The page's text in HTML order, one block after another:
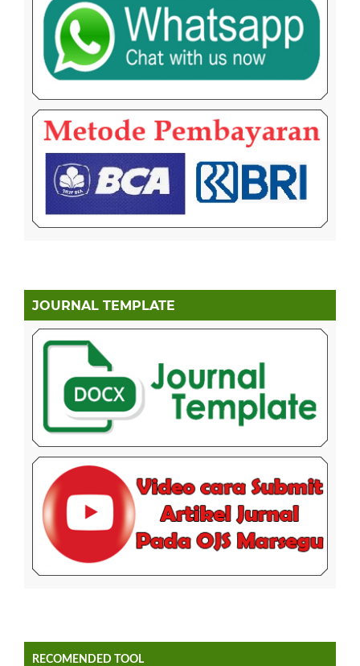
JOURNAL TEMPLATE
RECOMENDED TOOL